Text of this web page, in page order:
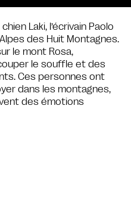
Laki, l’écrivain Paolo
des Huit Montagnes.
le mont Rosa,
le souffle et des
Ces personnes ont
dans les montagnes,
des émotions